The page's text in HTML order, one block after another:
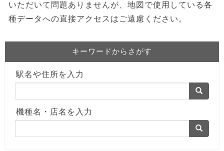
いただいて問題ありませんが、地図で使用している各
種データへの直接アクセスはご遠慮ください。
キーワードからさがす
駅名や住所を入力
機種名・店名を入力